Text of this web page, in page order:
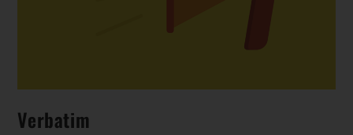
Verbatim